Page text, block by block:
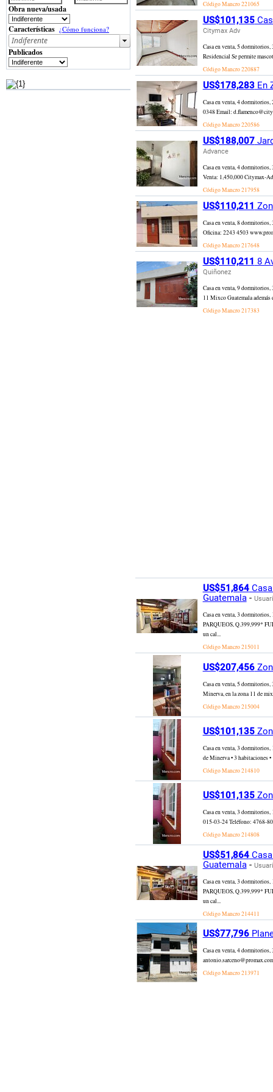
Código Mancro221065
US$101,135
Citymax Adv
Casa en venta, 5
Residencial Se permite
Código Mancro220887
US$178,283En
Casa en venta, 4
0348 Email:
Código Mancro220586
US$188,007
Advance
Casa en venta, 4
Venta: 1,450,000 Citymax-
Código Mancro217958
US$110,211
Casa en venta, 8
Oficina: 2243 4503
Código Mancro217648
US$110,211 8
Quiñonez
Casa en venta, 9
11 Mixco Guatemala además
Código Mancro217383
US$51,864Casa
Guatemala-
Casa en venta, 3
PARQUEOS, Q.399,999*
un cal...
Código Mancro215011
US$207,456
Casa en venta, 5
Minerva, en la zona 11 de
Código Mancro215004
US$101,135
Casa en venta, 3
de Minerva • 3 habitaciones
Código Mancro214810
US$101,135
Casa en venta, 3
015-03-24 Teléfono: 4768-
Código Mancro214808
US$51,864Casa
Guatemala-
Casa en venta, 3
PARQUEOS, Q.399,999*
un cal...
Código Mancro214411
US$77,796
Casa en venta, 4
Código Mancro213971
Obra nueva/usada
Características ¿Cómo funciona?
Publicados